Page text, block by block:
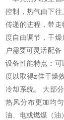
控制，热气由下
传递的进程，带
度自由调节，干
户需要可灵活配
设备性能特点：
度以取得z佳干燥
冷却系统。 大部
热风分布更加均
油、电或燃煤（油